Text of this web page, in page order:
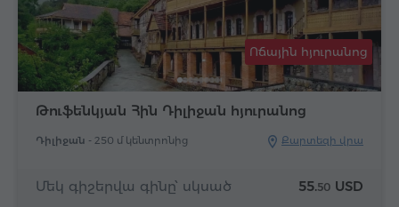
Թուֆենկյան Հին Դիլիջան հյուրանոց
Դիլիջան - 250 մ կենտրոնից Քարտեզի վրա
Ոճային հյուրանոց
Մեկ գիշերվա գինը՝ սկսած 55.50 USD